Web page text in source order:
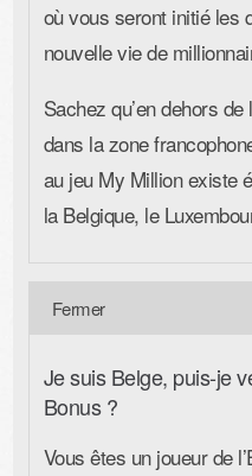
où vous seront initié les
nouvelle vie de
Sachez qu’en dehors
dans la zone
au jeu My Million existe
la Belgique, le
Je suis Belge, puis-je
Bonus ?
Vous êtes un joueur de